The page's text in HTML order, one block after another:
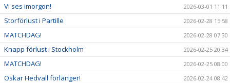
Vi ses imorgon! 2026-03-01 11:11
Storförlust i Partille 2026-02-28 15:58
MATCHDAG! 2026-02-28 07:30
Knapp förlust i Stockholm 2026-02-25 20:34
MATCHDAG! 2026-02-25 08:00
Oskar Hedvall förlänger! 2026-02-24 08:42